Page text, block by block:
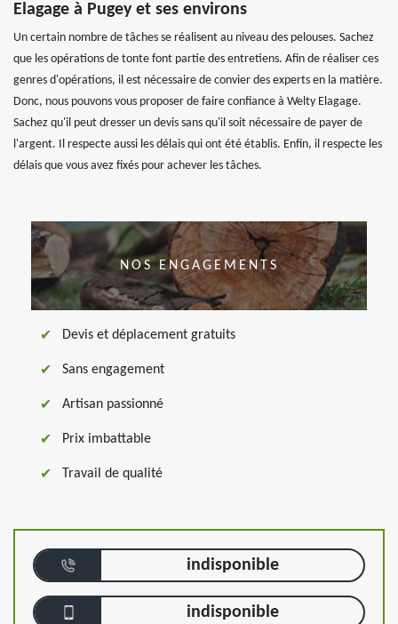
Elagage à Pugey et ses environs
Un certain nombre de tâches se réalisent au niveau des pelouses. Sachez
que les opérations de tonte font partie des entretiens. Afin de réaliser ces
genres d'opérations, il est nécessaire de convier des experts en la matière.
Donc, nous pouvons vous proposer de faire confiance à Welty Elagage.
Sachez qu'il peut dresser un devis sans qu'il soit nécessaire de payer de
l'argent. Il respecte aussi les délais qui ont été établis. Enfin, il respecte les
délais que vous avez fixés pour achever les tâches.
NOS ENGAGEMENTS
Devis et déplacement gratuits
Sans engagement
Artisan passionné
Prix imbattable
Travail de qualité
indisponible
indisponible